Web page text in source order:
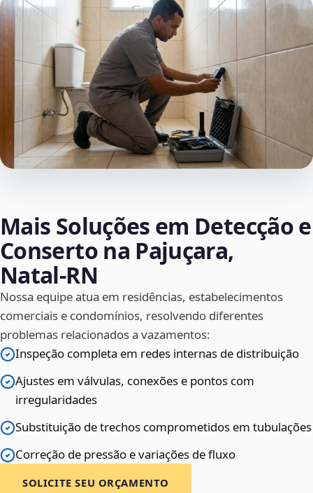
Mais Soluções em Detecção e
Conserto na Pajuçara,
Natal‑RN
Nossa equipe atua em residências, estabelecimentos
comerciais e condomínios, resolvendo diferentes
problemas relacionados a vazamentos:
Inspeção completa em redes internas de distribuição
Ajustes em válvulas, conexões e pontos com
irregularidades
Substituição de trechos comprometidos em tubulações
Correção de pressão e variações de fluxo
SOLICITE SEU ORÇAMENTO